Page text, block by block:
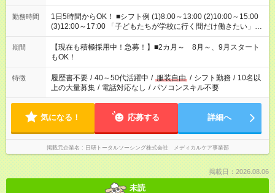
勤務時間
1日5時間からOK！ ■シフト例 (1)8:00～13:00 (2)10:00～15:00
(3)12:00～17:00 「子どもたちが学校に行く間だけ働きたい」
「余裕を持って夕飯の準備がしたい」 「午前中は働いて、午後
はプライベートの時間にしたい」 など、ご希望を教えてくださ
いね。 ※Wワーク希望の方へ 今ご覧のお仕事で希望する勤務時
間と、もう1つのお仕事の勤務時間。 合計で週40時間を超える
場合は応募できません。
期間
【現在も積極採用中！急募！】■2カ月～ 8月～、9月スタート
もOK！
特徴 履歴書不要 / 40～50代活躍中 / 服装自由 / シフト勤務 / 10名以
上の大量募集 / 電話対応なし / パソコンスキル不要
気になる！ 応募する 詳細へ
掲載元企業名 日研トータルソーシング株式会社 メディカルケア事業部
掲載日：2026.08.06
未読